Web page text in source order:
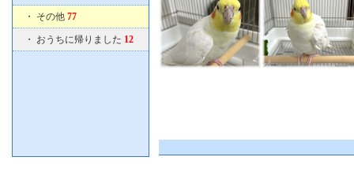
・ その他 77
・ おうちに帰りました 12